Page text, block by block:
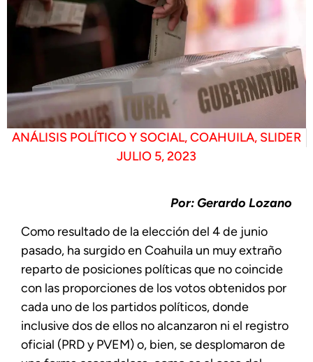
ANÁLISIS POLÍTICO Y SOCIAL,COAHUILA, SLIDER
JULIO 5, 2023
Por: Gerardo Lozano
Como resultado de la elección del 4 de junio
pasado, ha surgido en Coahuila un muy extraño
reparto de posiciones políticas que no coincide
con las proporciones de los votos obtenidos por
cada uno de los partidos políticos, donde
inclusive dos de ellos no alcanzaron ni el registro
oficial (PRD y PVEM) o, bien, se desplomaron de